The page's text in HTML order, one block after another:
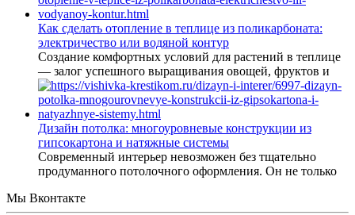
Как сделать отопление в теплице из поликарбоната:
электричество или водяной контур
Создание комфортных условий для растений в теплице
— залог успешного выращивания овощей, фруктов и
Дизайн потолка: многоуровневые конструкции из
гипсокартона и натяжные системы
Современный интерьер невозможен без тщательно
продуманного потолочного оформления. Он не только
Мы Вконтакте